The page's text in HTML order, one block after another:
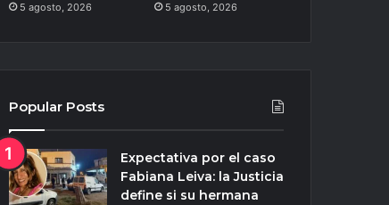
5 agosto, 2026 5 agosto, 2026
Popular Posts
Expectativa por el caso
Fabiana Leiva: la Justicia
define si su hermana